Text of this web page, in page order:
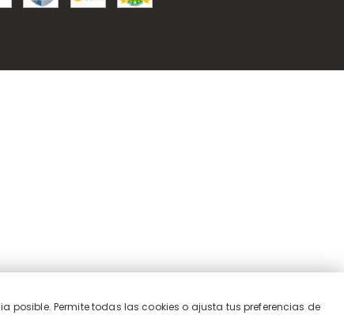
posible. Permite todas las cookies o ajusta tus preferencias de